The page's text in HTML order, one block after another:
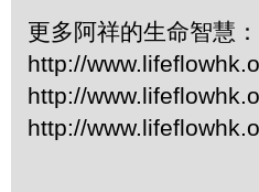
更多阿祥的生命智慧：
http://
http://
http://